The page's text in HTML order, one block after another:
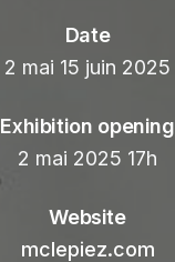
Date
2 mai 15 juin 2025
Exhibition opening
2 mai 2025 17h
Website
mclepiez.com